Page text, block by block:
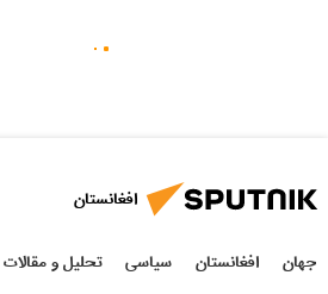
افغانستان
جهان افغانستان سیاسی تحلیل و مقالات